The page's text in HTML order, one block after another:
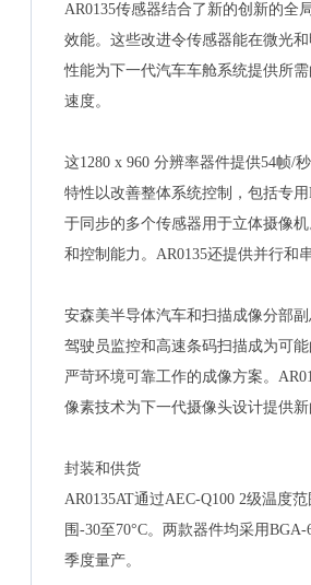
AR0135传感器结合了新的创新的全
效能。这些改进令传感器能在微光
性能为下一代汽车车舱系统提供所
速度。
这1280 x 960 分辨率器件提供54帧/
特性以改善整体系统控制，包括专
于同步的多个传感器用于立体摄像
和控制能力。AR0135还提供并行和
安森美半导体汽车和扫描成像分部
驾驶员监控和高速条码扫描成为可
严苛环境可靠工作的成像方案。
像素技术为下一代摄像头设计提供
封装和供货
AR0135AT通过AEC-Q100 2级温度
围-30至70°C。两款器件均采用
季度量产。